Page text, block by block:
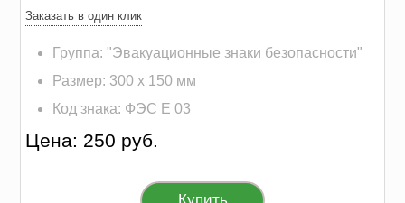
Заказать в один клик
Группа: "Эвакуационные знаки безопасности"
Размер: 300 х 150 мм
Код знака: ФЭС E 03
Цена: 250 руб.